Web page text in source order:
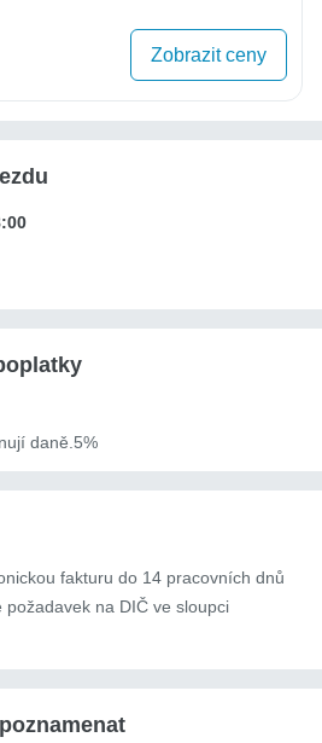
Zobrazit ceny
daně.5%
fakturu do 14 pracovních dnů
na DIČ ve sloupci